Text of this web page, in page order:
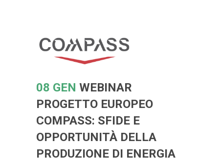
08 GEN WEBINAR
PROGETTO EUROPEO
COMPASS: SFIDE E
OPPORTUNITÀ DELLA
PRODUZIONE DI ENERGIA